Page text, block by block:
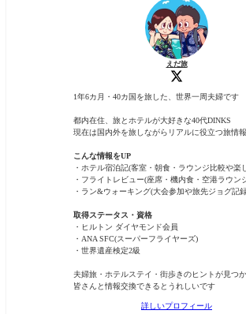
えだ旅
1年6カ月・40カ国を旅した、世界一周夫婦です
都内在住、旅とホテルが大好きな40代DINKS
現在は国内外を旅しながらリアルに役立つ旅情
こんな情報をUP
・ホテル宿泊記(客室・朝食・ラウンジ比較や楽
・フライトレビュー(座席・機内食・空港ラウン
・ラン&ウォーキング(大会参加や旅先ジョグ記
取得ステータス・資格
・ヒルトン ダイヤモンド会員
・ANA SFC(スーパーフライヤーズ)
・世界遺産検定2級
夫婦旅・ホテルステイ・街歩きのヒントが見つ
皆さんと情報交換できるとうれしいです
詳しいプロフィール
ーのいく
らと海鮮
が盛り放
題な「海
ュー/時間/
応など)を
ご紹介し